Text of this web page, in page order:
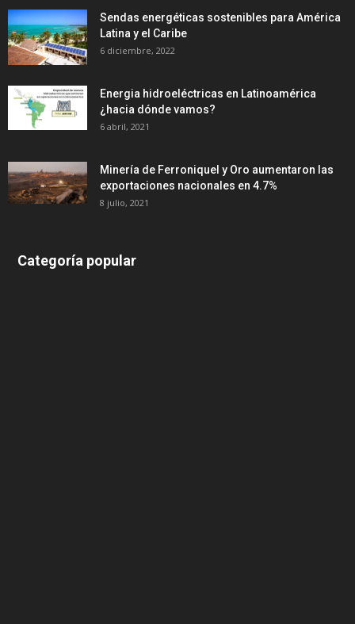
Sendas energéticas sostenibles para América
Latina y el Caribe
6 diciembre, 2022
Energia hidroeléctricas en Latinoamérica
¿hacia dónde vamos?
6 abril, 2021
Minería de Ferroniquel y Oro aumentaron las
exportaciones nacionales en 4.7%
8 julio, 2021
Categoría popular